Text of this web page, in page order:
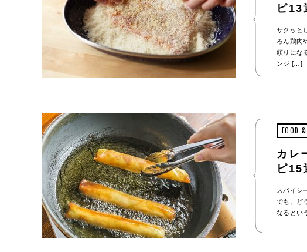
ピ13
サクッと
ろん鶏肉
頼りにな
ンジ […]
FOOD
カレ
ピ15
スパイシ
でも、ど
なるとい